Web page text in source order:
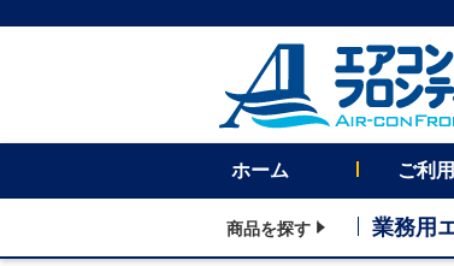
ホーム ご利
商品を探す 業務用